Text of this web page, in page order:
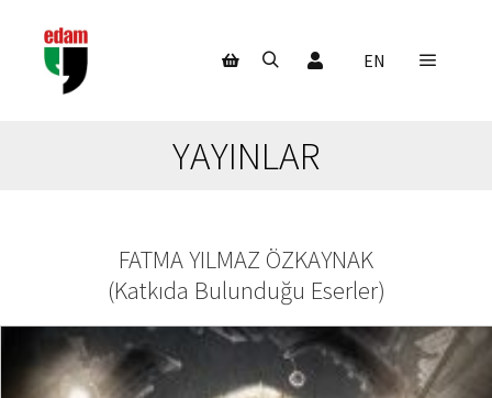
Hesabım
EN
YAYINLAR
FATMA YILMAZ ÖZKAYNAK
(Katkıda Bulunduğu Eserler)